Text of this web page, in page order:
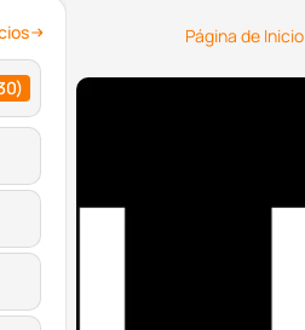
Página de Inicio